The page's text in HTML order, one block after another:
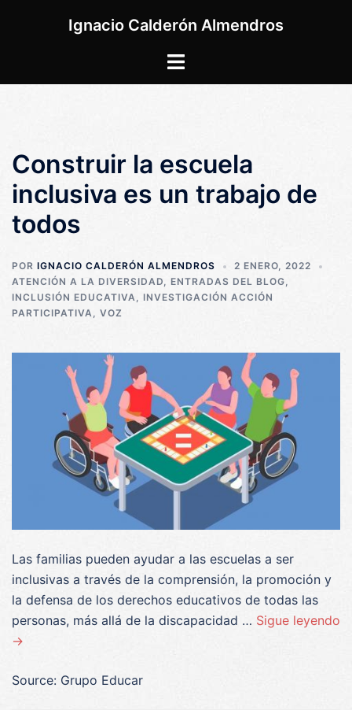
Ignacio Calderón Almendros
Alternar
Construir la escuela
inclusiva es un trabajo de
todos
POR IGNACIO CALDERÓN ALMENDROS
2 ENERO, 2022
ATENCIÓN A LA DIVERSIDAD, ENTRADAS DEL BLOG,
INCLUSIÓN EDUCATIVA, INVESTIGACIÓN ACCIÓN
PARTICIPATIVA, VOZ
Las familias pueden ayudar a las escuelas a ser
inclusivas a través de la comprensión, la promoción y
la defensa de los derechos educativos de todas las
personas, más allá de la discapacidad … Sigue leyendo
→
Source: Grupo Educar